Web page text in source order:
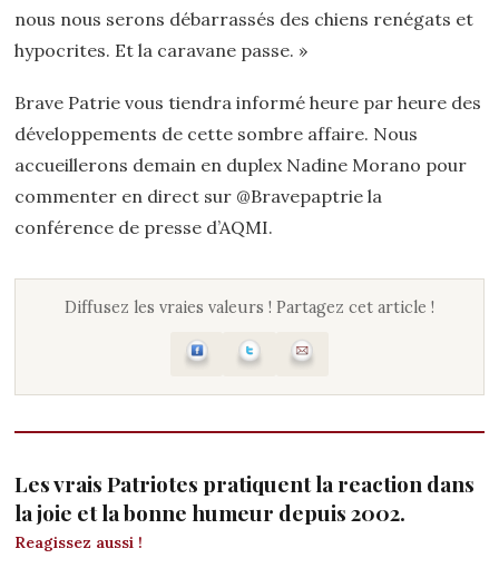
nous nous serons débarrassés des chiens renégats et
hypocrites. Et la caravane passe. »
Brave Patrie vous tiendra informé heure par heure des
développements de cette sombre affaire. Nous
accueillerons demain en duplex Nadine Morano pour
commenter en direct sur @Bravepaptrie la
conférence de presse d’AQMI.
Diffusez les vraies valeurs ! Partagez cet article !
Les vrais Patriotes pratiquent la reaction dans
la joie et la bonne humeur depuis 2002.
Reagissez aussi !